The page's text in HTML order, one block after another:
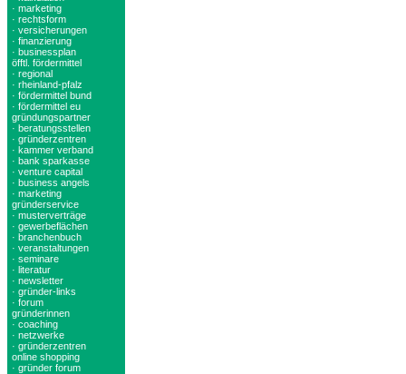
· marketing
· rechtsform
· versicherungen
· finanzierung
· businessplan
öfftl. fördermittel
· regional
· rheinland-pfalz
· fördermittel bund
· fördermittel eu
gründungspartner
· beratungsstellen
· gründerzentren
· kammer verband
· bank sparkasse
· venture capital
· business angels
· marketing
gründerservice
· musterverträge
· gewerbeflächen
· branchenbuch
· veranstaltungen
· seminare
· literatur
· newsletter
· gründer-links
· forum
gründerinnen
· coaching
· netzwerke
· gründerzentren
online shopping
· gründer forum